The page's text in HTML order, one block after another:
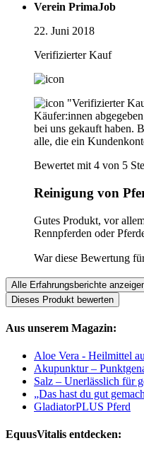
Verein PrimaJob
22. Juni 2018
Verifizierter Kauf
"Verifizierter
Käufer:innen
bei uns gekauft haben.
alle, die ein
Bewertet mit 4 von 5
Reinigung von
Gutes Produkt, vor
Rennpferden oder
War diese Bewertung
Alle Erfahrungsberichte
Dieses Produkt bewerten
Aus unserem Magazin:
Aloe Vera - Heilmittel
Akupunktur –
Salz – Unerlässlich für
„Das hast du gut
GladiatorPLUS Pferd
EquusVitalis entdecken: